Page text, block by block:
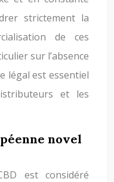
strictement la
de ces
sur l’absence
légal est essentiel
et les
novel
est considéré